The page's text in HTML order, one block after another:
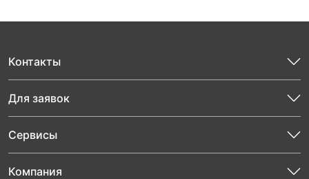
Контакты
Для заявок
Сервисы
Компания